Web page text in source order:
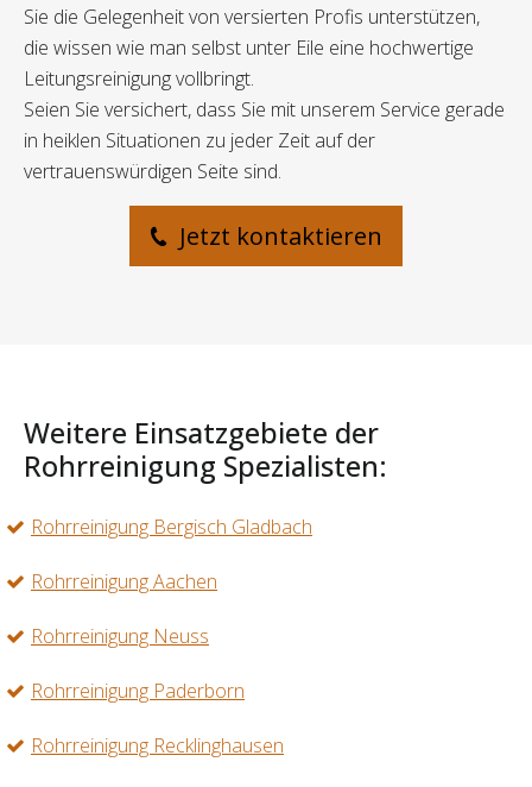
Sie die Gelegenheit von versierten Profis unterstützen,
die wissen wie man selbst unter Eile eine hochwertige
Leitungsreinigung vollbringt.
Seien Sie versichert, dass Sie mit unserem Service gerade
in heiklen Situationen zu jeder Zeit auf der
vertrauenswürdigen Seite sind.
Jetzt kontaktieren
Weitere Einsatzgebiete der
Rohrreinigung Spezialisten:
Rohrreinigung Bergisch Gladbach
Rohrreinigung Aachen
Rohrreinigung Neuss
Rohrreinigung Paderborn
Rohrreinigung Recklinghausen